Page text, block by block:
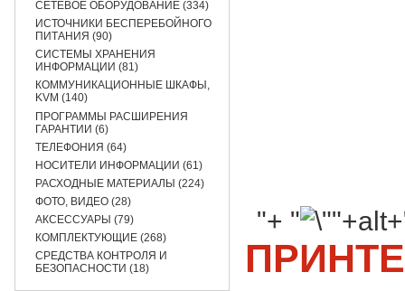
СЕТЕВОЕ ОБОРУДОВАНИЕ (334)
ИСТОЧНИКИ БЕСПЕРЕБОЙНОГО
ПИТАНИЯ (90)
СИСТЕМЫ ХРАНЕНИЯ
ИНФОРМАЦИИ (81)
КОММУНИКАЦИОННЫЕ ШКАФЫ,
KVM (140)
ПРОГРАММЫ РАСШИРЕНИЯ
ГАРАНТИИ (6)
ТЕЛЕФОНИЯ (64)
НОСИТЕЛИ ИНФОРМАЦИИ (61)
РАСХОДНЫЕ МАТЕРИАЛЫ (224)
ФОТО, ВИДЕО (28)
АКСЕССУАРЫ (79)
КОМПЛЕКТУЮЩИЕ (268)
СРЕДСТВА КОНТРОЛЯ И
БЕЗОПАСНОСТИ (18)
"+ "